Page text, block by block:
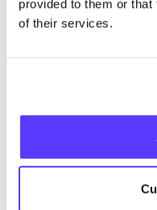
provided to them or
of their services.
Añade a la ruta Visita
nienke I bijtje
Wagenstraat 27,